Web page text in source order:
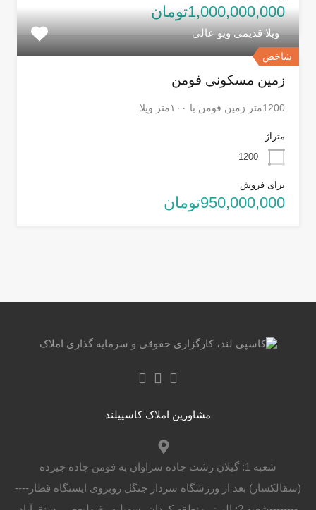
1,000,000,000تومان
شاخص
ویلا قدیمی ویو عالی
زمین مسکونی فومن
1200متر زمین فومن با ۱۰۰متر ویلا
متراژ
1200
برای فروش
950,000,000تومان
مشاورین املاک کاسپیلند
شعبه 1: گیلان رشت جاده سراوان به فومن جاده جیرده
(سقالکسار) بعد از ورزشگاه سردار جنگل روبروی ایستگاه قطار----